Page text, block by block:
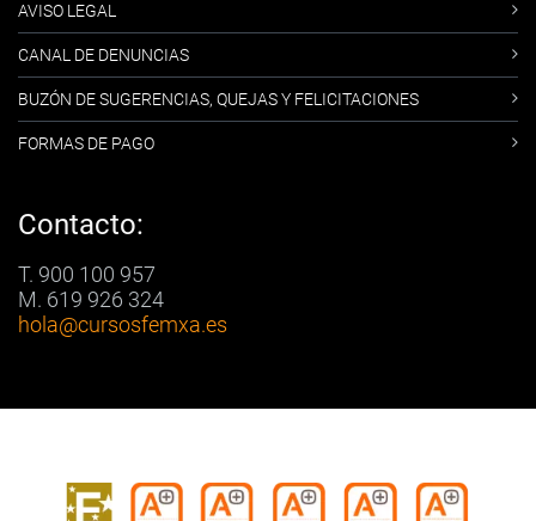
AVISO LEGAL
CANAL DE DENUNCIAS
BUZÓN DE SUGERENCIAS, QUEJAS Y FELICITACIONES
FORMAS DE PAGO
Contacto:
T. 900 100 957
M. 619 926 324
hola@cursosfemxa.es